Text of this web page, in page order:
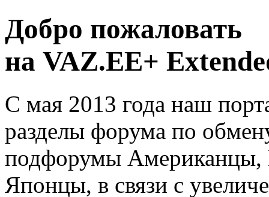
Добро пожаловать
на VAZ.EE+
С мая 2013 года наш
разделы форума по
подфорумы
Японцы, в связи с